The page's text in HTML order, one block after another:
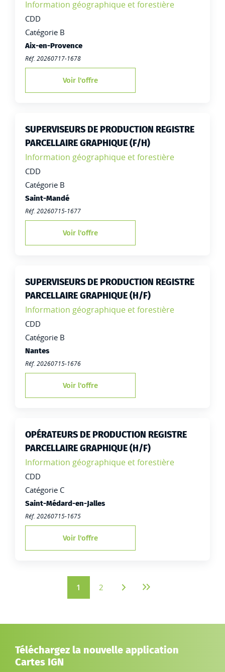
Famille:
Information géographique et forestière
Type de contrat :
CDD
Catégorie B
Lieu de travail :
Aix-en-Provence
Réf. 20260717-1678
Voir l'offre
SUPERVISEURS DE PRODUCTION REGISTRE
PARCELLAIRE GRAPHIQUE (F/H)
Famille:
Information géographique et forestière
Type de contrat :
CDD
Catégorie B
Lieu de travail :
Saint-Mandé
Réf. 20260715-1677
Voir l'offre
SUPERVISEURS DE PRODUCTION REGISTRE
PARCELLAIRE GRAPHIQUE (H/F)
Famille:
Information géographique et forestière
Type de contrat :
CDD
Catégorie B
Lieu de travail :
Nantes
Réf. 20260715-1676
Voir l'offre
OPÉRATEURS DE PRODUCTION REGISTRE
PARCELLAIRE GRAPHIQUE (H/F)
Famille:
Information géographique et forestière
Type de contrat :
CDD
Catégorie C
Lieu de travail :
Saint-Médard-en-Jalles
Réf. 20260715-1675
Voir l'offre
Page
courante
1 Page
2 Page suivanteDernière page
Téléchargez la nouvelle application
Cartes IGN